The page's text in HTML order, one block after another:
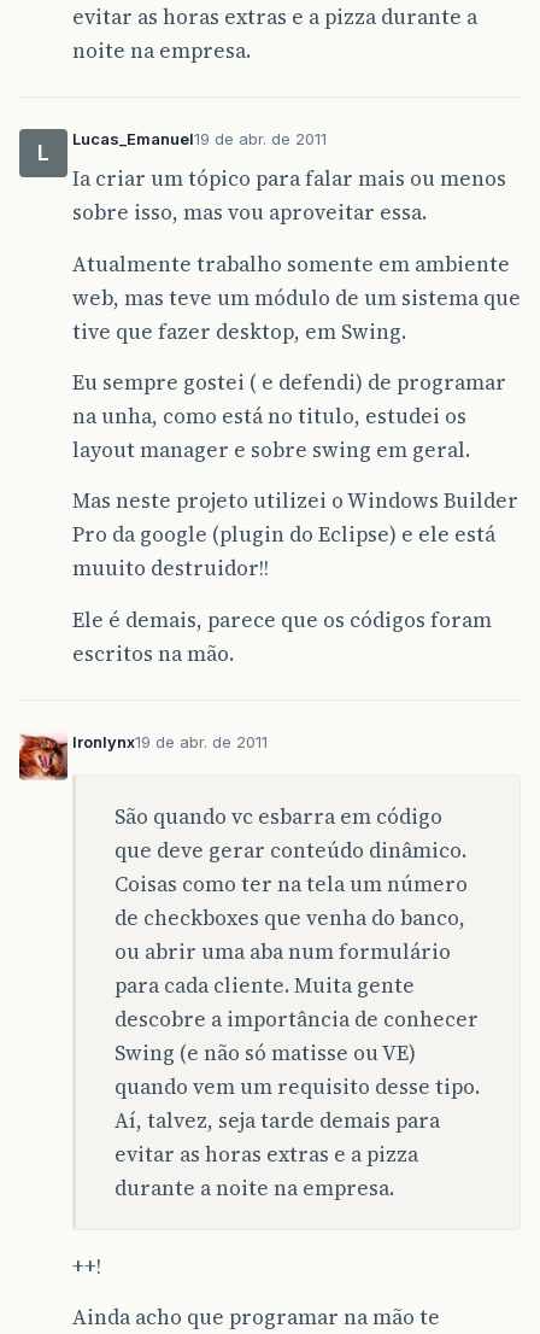
evitar as horas extras e a pizza durante a
noite na empresa.
L
Lucas_Emanuel19 de abr. de 2011
Ia criar um tópico para falar mais ou menos
sobre isso, mas vou aproveitar essa.
Atualmente trabalho somente em ambiente
web, mas teve um módulo de um sistema que
tive que fazer desktop, em Swing.
Eu sempre gostei ( e defendi) de programar
na unha, como está no titulo, estudei os
layout manager e sobre swing em geral.
Mas neste projeto utilizei o Windows Builder
Pro da google (plugin do Eclipse) e ele está
muuito destruidor!!
Ele é demais, parece que os códigos foram
escritos na mão.
Ironlynx19 de abr. de 2011
São quando vc esbarra em código
que deve gerar conteúdo dinâmico.
Coisas como ter na tela um número
de checkboxes que venha do banco,
ou abrir uma aba num formulário
para cada cliente. Muita gente
descobre a importância de conhecer
Swing (e não só matisse ou VE)
quando vem um requisito desse tipo.
Aí, talvez, seja tarde demais para
evitar as horas extras e a pizza
durante a noite na empresa.
++!
Ainda acho que programar na mão te